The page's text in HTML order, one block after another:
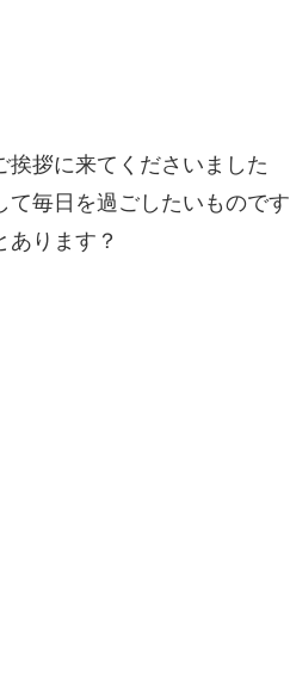
拶に来てくださいました
毎日を過ごしたいものです
ります？